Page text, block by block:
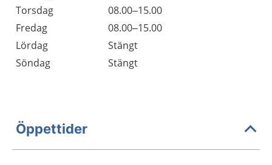
Torsdag
08.00–15.00
Fredag
08.00–15.00
Lördag
Stängt
Söndag
Stängt
Öppettider